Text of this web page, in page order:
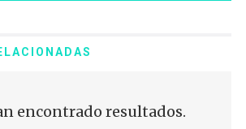
encontrado resultados.